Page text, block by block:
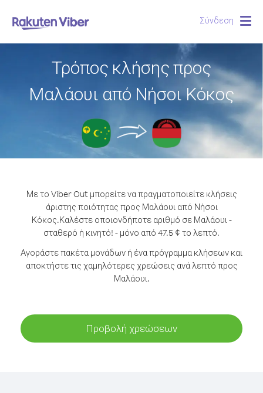
Σύνδεση
Τρόπος κλήσης προς
Μαλάουι από Νήσοι Κόκος
Με το Viber Out μπορείτε να πραγματοποιείτε κλήσεις
άριστης ποιότητας προς Μαλάουι από Νήσοι
Κόκος.Καλέστε οποιονδήποτε αριθμό σε Μαλάουι -
σταθερό ή κινητό! - μόνο από 47.5 ¢ το λεπτό.
Αγοράστε πακέτα μονάδων ή ένα πρόγραμμα κλήσεων και
αποκτήστε τις χαμηλότερες χρεώσεις ανά λεπτό προς
Μαλάουι.
Προβολή χρεώσεων